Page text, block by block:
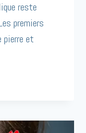
reste
premiers
pierre et